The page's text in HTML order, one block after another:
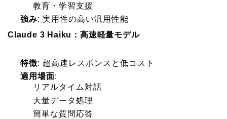
教育・学習支援
強み: 実用性の高い汎用性能
Claude 3 Haiku：高速軽量モデル
特徴: 超高速レスポンスと低コスト
適用場面:
リアルタイム対話
大量データ処理
簡単な質問応答